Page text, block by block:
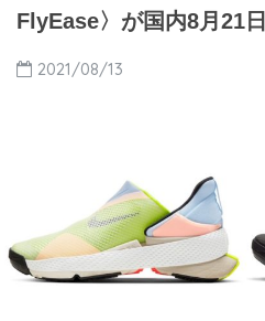
FlyEase〉が国内8月21
2021/08/13